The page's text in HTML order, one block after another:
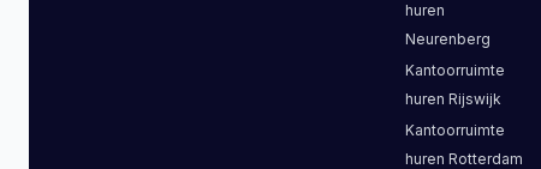
huren
Neurenberg
Kantoorruimte
huren Rijswijk
Kantoorruimte
huren Rotterdam